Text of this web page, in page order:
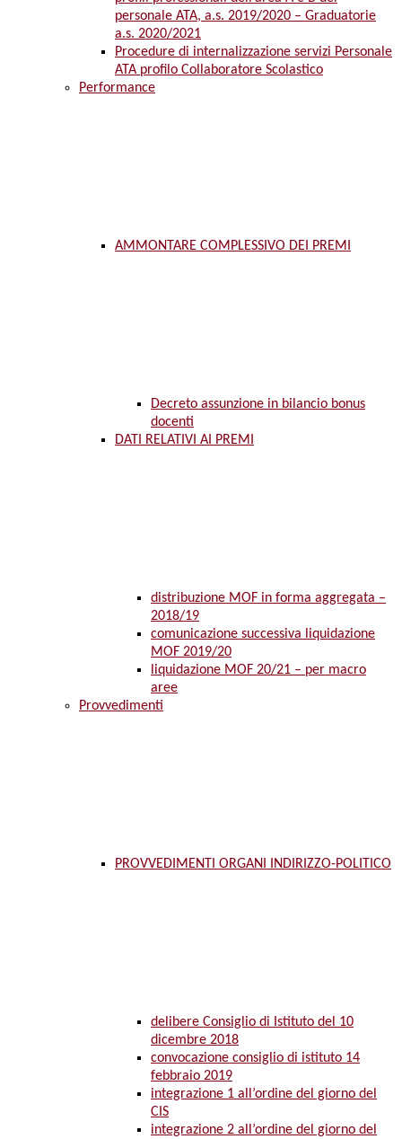
personale ATA, a.s. 2019/2020 – Graduatorie
a.s. 2020/2021
Procedure di internalizzazione servizi Personale
ATA profilo Collaboratore Scolastico
Performance
AMMONTARE COMPLESSIVO DEI PREMI
Decreto assunzione in bilancio bonus
docenti
DATI RELATIVI AI PREMI
distribuzione MOF in forma aggregata –
2018/19
comunicazione successiva liquidazione
MOF 2019/20
liquidazione MOF 20/21 – per macro
aree
Provvedimenti
PROVVEDIMENTI ORGANI INDIRIZZO-POLITICO
delibere Consiglio di Istituto del 10
dicembre 2018
convocazione consiglio di istituto 14
febbraio 2019
integrazione 1 all’ordine del giorno del
CIS
integrazione 2 all’ordine del giorno del